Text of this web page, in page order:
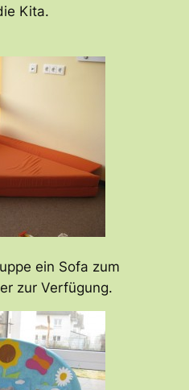
Kita.
ein Sofa zum
zur Verfügung.